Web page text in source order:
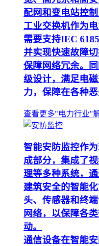
配网和变电站控
工业交换机作为
需要支持IEC
并实现快速故障
保障网络冗余。
级设计，满足电
力，保障在各种
查看更多"电力行业"
智能安防监控作
成部分，集成了
理等多种系统，
建筑安全的智能
头、传感器和终
网络，以保障各
动。
通信设备在智能